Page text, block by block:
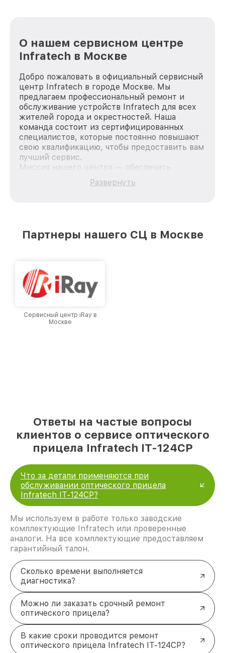
О нашем сервисном центре
Infratech в Москве
Добро пожаловать в официальный сервисный
центр Infratech в городе Москве. Мы
предлагаем профессиональный ремонт и
обслуживание устройств Infratech для всех
жителей города и окрестностей. Наша
команда состоит из сертифицированных
специалистов, которые постоянно повышают
свою квалификацию, чтобы предоставить вам
лучший сервис.
Миссия нашего центра — обеспечить
качественный и доступный ремонт для
каждого пользователя продукции Infratech,
лучшим сервисным центром Infratech в
Развернуть
Партнеры нашего СЦ в Москве
Сервисный центр iRay в
Москве
Ответы на частые вопросы
клиентов о сервисе оптического
прицела Infratech IT-124CP
Что за детали применяются при
обслуживании оптического прицела
Infratech IT-124CP?
Мы используем в работе только заводские
комплектующие Infratech или проверенные
аналоги. На все комплектующие предоставляем
гарантийный талон.
Сколько времени выполняется
диагностика?
Можно ли заказать срочный ремонт
оптического прицела?
В какие сроки проводится ремонт
оптического прицела Infratech IT-124CP?